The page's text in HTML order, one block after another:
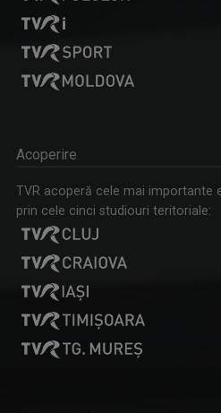
Pentru o minte sănătoasă, consumaţi
STIL VERDE / ZÖLD STÍLUS
Un program dedicat iubitorilor naturii,
Acoperire
TVR acoperă cele mai importante
prin cele cinci studiouri teritoriale: